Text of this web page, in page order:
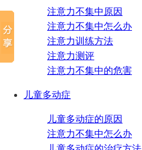
注意力不集中原因
注意力不集中怎么办
注意力训练方法
注意力测评
注意力不集中的危害
儿童多动症
儿童多动症的原因
注意力不集中怎么办